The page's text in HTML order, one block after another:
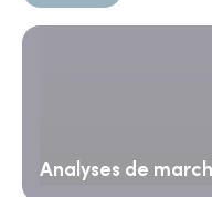
Analyses de